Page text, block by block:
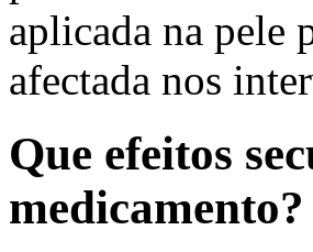
aplicada na pele
afectada nos
Que efeitos
medicamento?